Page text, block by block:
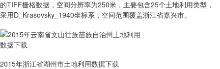
的TIFF栅格数据，空间分辨率为250米，主要包含25个土地利用类型，
采用D_Krasovsky_1940坐标系，空间范围覆盖浙江省嘉兴市。
2015年浙江省湖州市土地利用数据下载